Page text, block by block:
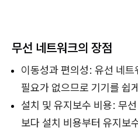
무선 네트워크의 장점
이동성과 편의성: 유선 네
필요가 없으므로 기기를 쉽
설치 및 유지보수 비용: 무
보다 설치 비용부터 유지보